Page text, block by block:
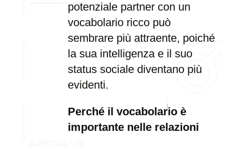
potenziale partner con un
vocabolario ricco può
sembrare più attraente, poiché
la sua intelligenza e il suo
status sociale diventano più
evidenti.
Perché il vocabolario è
importante nelle relazioni